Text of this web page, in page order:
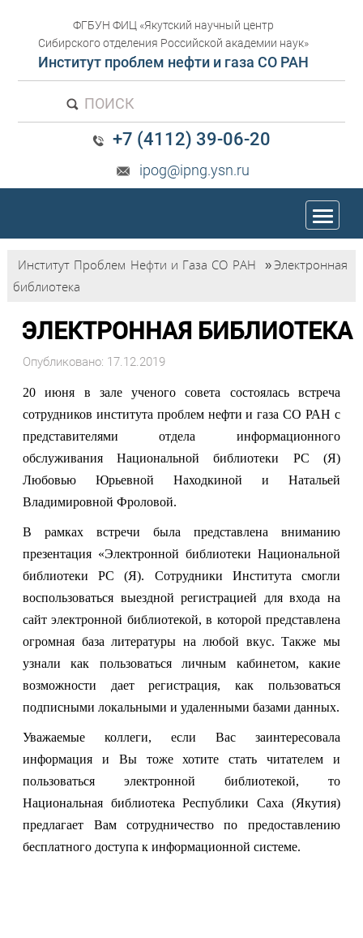
ФГБУН ФИЦ «Якутский научный центр
Сибирского отделения Российской академии наук»
Институт проблем нефти и газа СО РАН
ПОИСК
+7 (4112) 39-06-20
ipog@ipng.ysn.ru
trk
Институт Проблем Нефти и Газа СО РАН »Электронная
библиотека
ЭЛЕКТРОННАЯ БИБЛИОТЕКА
Опубликовано: 17.12.2019
20 июня в зале ученого совета состоялась встреча
сотрудников института проблем нефти и газа СО РАН с
представителями отдела информационного
обслуживания Национальной библиотеки РС (Я)
Любовью Юрьевной Находкиной и Натальей
Владимировной Фроловой.
В рамках встречи была представлена вниманию
презентация «Электронной библиотеки Национальной
библиотеки РС (Я). Сотрудники Института смогли
воспользоваться выездной регистрацией для входа на
сайт электронной библиотекой, в которой представлена
огромная база литературы на любой вкус. Также мы
узнали как пользоваться личным кабинетом, какие
возможности дает регистрация, как пользоваться
подписными локальными и удаленными базами данных.
Уважаемые коллеги, если Вас заинтересовала
информация и Вы тоже хотите стать читателем и
пользоваться электронной библиотекой, то
Национальная библиотека Республики Саха (Якутия)
предлагает Вам сотрудничество по предоставлению
бесплатного доступа к информационной системе.